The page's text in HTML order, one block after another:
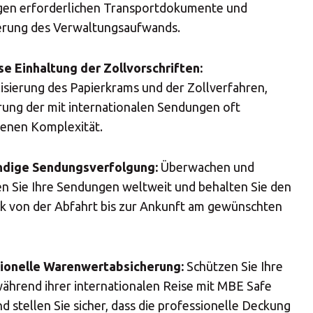
erforderlichen Transportdokumente und
des Verwaltungsaufwands.
Einhaltung der Zollvorschriften:
des Papierkrams und der Zollverfahren,
der mit internationalen Sendungen oft
Komplexität.
Sendungsverfolgung: Überwachen und
Sie Ihre Sendungen weltweit und behalten Sie den
von der Abfahrt bis zur Ankunft am gewünschten
Warenwertabsicherung: Schützen Sie Ihre
ihrer internationalen Reise mit MBE Safe
stellen Sie sicher, dass die professionelle Deckung
Central Asia
Europe
ROW